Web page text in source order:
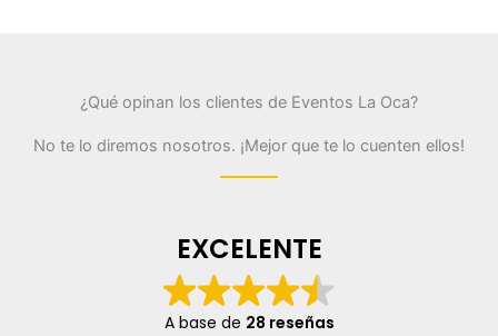
¿Qué opinan los clientes de Eventos La Oca?
No te lo diremos nosotros. ¡Mejor que te lo cuenten ellos!
EXCELENTE
A base de 28 reseñas